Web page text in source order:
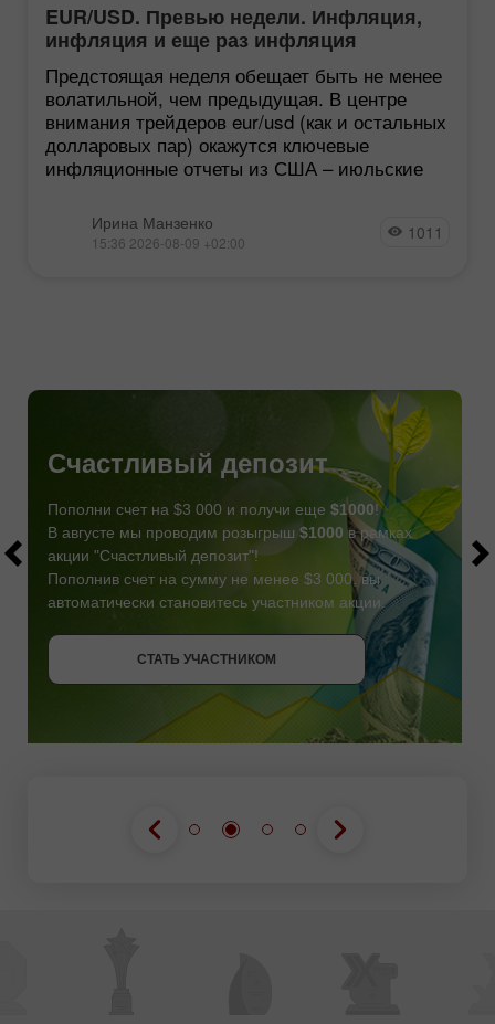
EUR/USD. Превью недели. Инфляция,
инфляция и еще раз инфляция
Предстоящая неделя обещает быть не менее
волатильной, чем предыдущая. В центре
внимания трейдеров eur/usd (как и остальных
долларовых пар) окажутся ключевые
инфляционные отчеты из США – июльские
Ирина Манзенко
15:36 2026-08-09 +02:00 1011
СТАТЬ УЧАСТНИКОМ
Счастливый депозит
Пополни счет на $3 000 и получи еще $1000!
В августе мы проводим розыгрыш $1000 в рамках
акции "Счастливый депозит"!
Пополнив счет на сумму не менее $3 000, вы
автоматически становитесь участником акции.
СТАТЬ УЧАСТНИКОМ
ПОЛУЧИТЬ БОНУС